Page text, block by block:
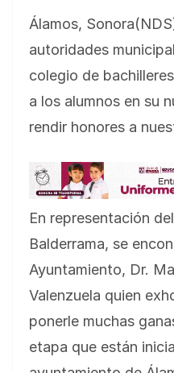
Álamos,
autoridades
colegio de
a los alumnos en su
rendir honores a
En representación
Balderrama, se
Ayuntamiento, Dr.
Valenzuela quien
ponerle muchas
etapa que están